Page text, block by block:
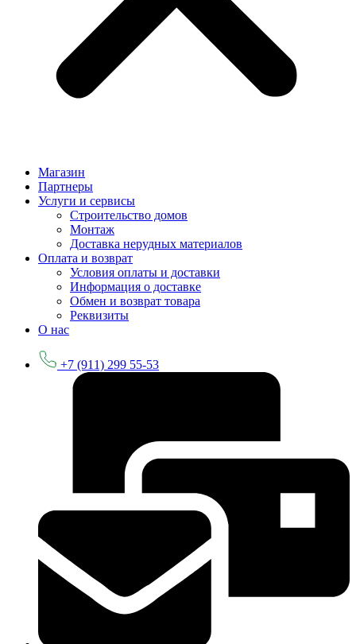
Магазин
Партнеры
Услуги и сервисы
Строительство домов
Монтаж
Доставка нерудных материалов
Оплата и возврат
Условия оплаты и доставки
Информация о доставке
Обмен и возврат товара
Реквизиты
О нас
+7 (911) 299 55-53